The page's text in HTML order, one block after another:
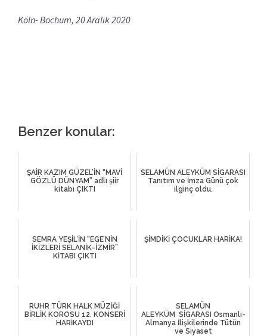
Köln- Bochum, 20 Aralık 2020
Benzer konular:
ŞAİR KAZIM GÜZEL’İN “MAVİ
GÖZLÜ DÜNYAM” adlı şiir
kitabı ÇIKTI
SELAMÜN ALEYKÜM SİGARASI
Tanıtım ve İmza Günü çok
ilginç oldu.
SEMRA YEŞİL’İN “EGE’NİN
İKİZLERİ SELANİK-İZMİR”
KİTABI ÇIKTI
ŞİMDİKİ ÇOCUKLAR HARİKA!
RUHR TÜRK HALK MÜZİĞİ
BİRLİK KOROSU 12. KONSERİ
HARİKAYDI
SELAMÜN
ALEYKÜM SİGARASI Osmanlı-
Almanya İlişkilerinde Tütün
ve Siyaset